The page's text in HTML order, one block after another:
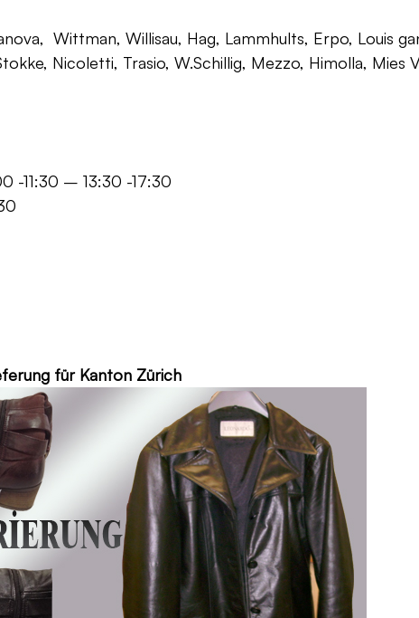
Wittman, Willisau, Hag, Lammhults, Erpo, Louis
Nicoletti, Trasio, W.Schillig, Mezzo, Himolla, Mies
-17:30
Zürich